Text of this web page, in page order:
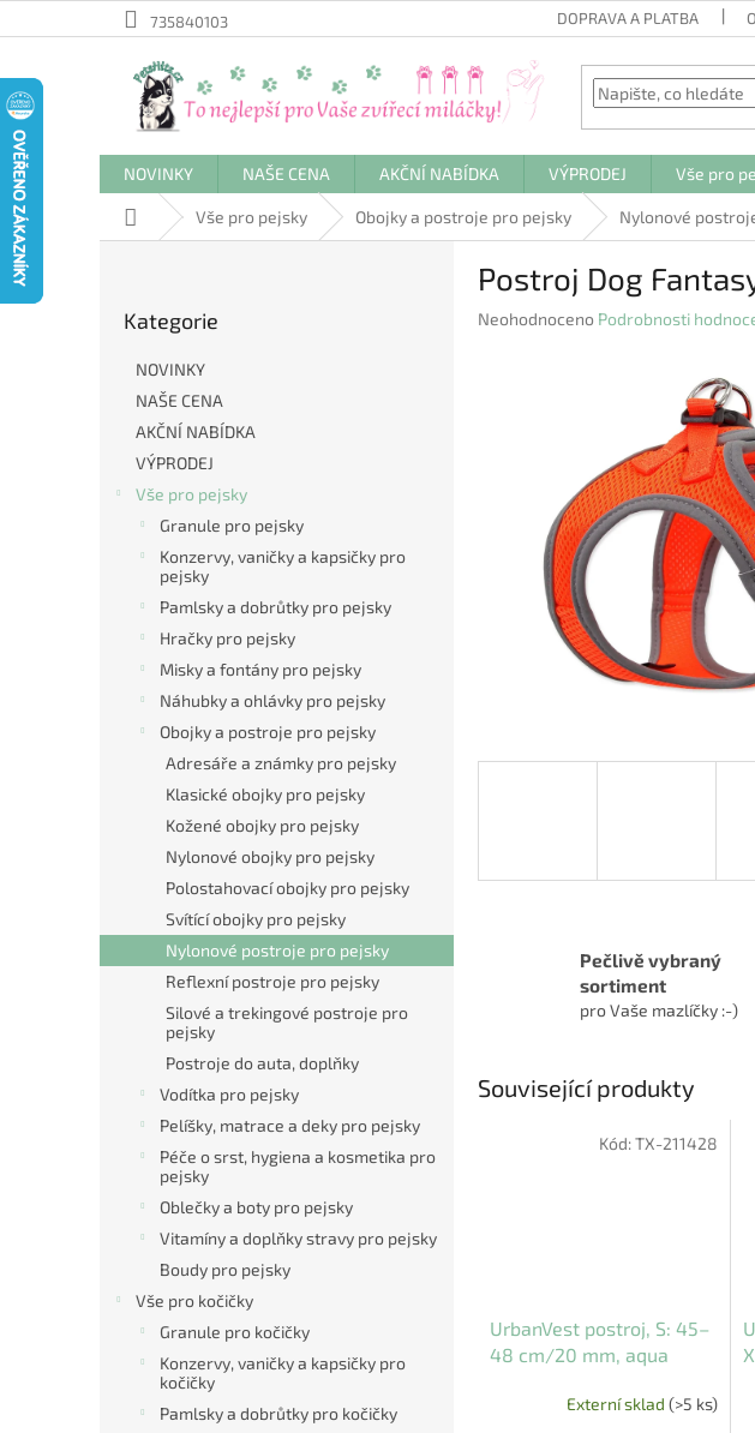
na
735840103 DOPRAVA A PLATBA
NOVINKY NAŠE CENA AKČNÍ NABÍDKA VÝPRODEJ Vše pro
Domů Vše pro pejsky Obojky a postroje pro pejsky Nylonové
kategorie
Kategorie
NOVINKY
NAŠE CENA
AKČNÍ NABÍDKA
VÝPRODEJ
Vše pro pejsky
Granule pro pejsky
Konzervy, vaničky a kapsičky pro
pejsky
Pamlsky a dobrůtky pro pejsky
Hračky pro pejsky
Misky a fontány pro pejsky
Náhubky a ohlávky pro pejsky
Obojky a postroje pro pejsky
Adresáře a známky pro pejsky
Klasické obojky pro pejsky
Kožené obojky pro pejsky
Nylonové obojky pro pejsky
Polostahovací obojky pro pejsky
Svítící obojky pro pejsky
Nylonové postroje pro pejsky
Reflexní postroje pro pejsky
Silové a trekingové postroje pro
pejsky
Postroje do auta, doplňky
Vodítka pro pejsky
Pelíšky, matrace a deky pro pejsky
Péče o srst, hygiena a kosmetika pro
pejsky
Oblečky a boty pro pejsky
Vitamíny a doplňky stravy pro pejsky
Boudy pro pejsky
Vše pro kočičky
Granule pro kočičky
Konzervy, vaničky a kapsičky pro
kočičky
Pamlsky a dobrůtky pro kočičky
Postroj Dog
Průměrné
Neohodnoceno Podrobnosti
Pečlivě vybraný
sortiment
pro Vaše mazlíčky :-)
Související produkty
UrbanVest postroj, S: 45–
48 cm/20 mm, aqua
Externí sklad (>5 ks)
Kód:TX-211428